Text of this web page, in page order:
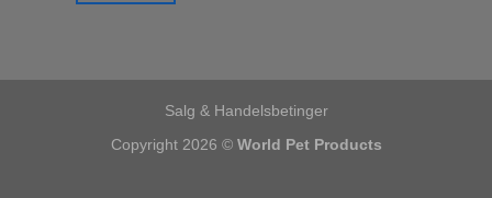
Salg & Handelsbetinger
Copyright 2026 © World Pet Products